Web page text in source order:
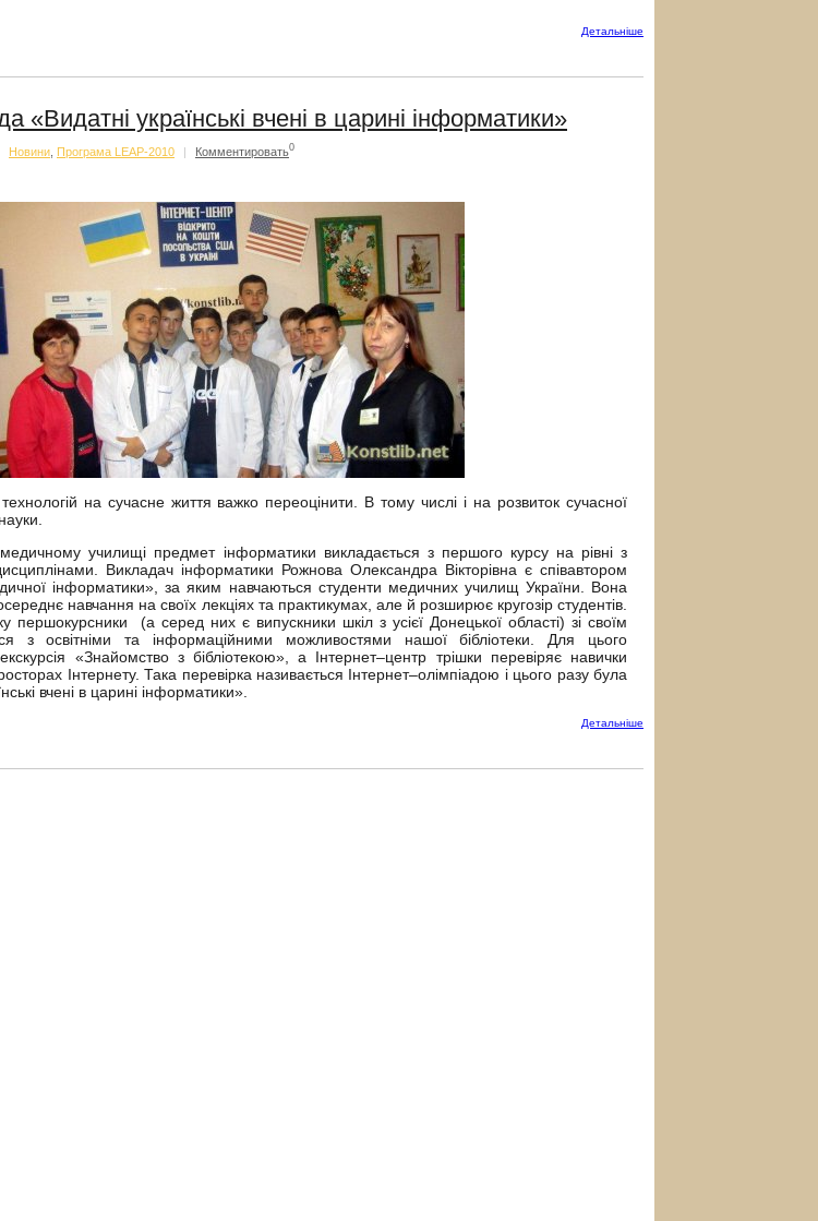
Детальнiше
«Видатні українські вчені в царині інформатики»
Новини Програма LEAP-2010 | Комментировать0
на сучасне життя важко переоцінити. В тому числі і на розвиток сучасної
училищі предмет інформатики викладається з першого курсу на рівні з
Викладач інформатики Рожнова Олександра Вікторівна є співавтором
інформатики», за яким навчаються студенти медичних училищ України. Вона
навчання на своїх лекціях та практикумах, але й розширює кругозір студентів.
першокурсники (а серед них є випускники шкіл з усієї Донецької області) зі своїм
з освітніми та інформаційними можливостями нашої бібліотеки. Для цього
«Знайомство з бібліотекою», а Інтернет–центр трішки перевіряє навички
Інтернету. Така перевірка називається Інтернет–олімпіадою і цього разу була
вчені в царині інформатики».
Детальнiше